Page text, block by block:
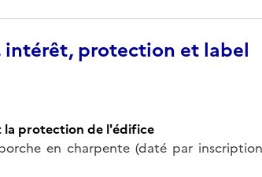
protection et label
protection de l'édifice
en charpente (daté par